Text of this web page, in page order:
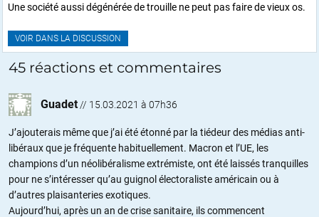
Une société aussi dégénérée de trouille ne peut pas faire de vieux os.
VOIR DANS LA DISCUSSION
45 réactions et commentaires
Guadet // 15.03.2021 à 07h36
J’ajouterais même que j’ai été étonné par la tiédeur des médias anti-
libéraux que je fréquente habituellement. Macron et l’UE, les
champions d’un néolibéralisme extrémiste, ont été laissés tranquilles
pour ne s’intéresser qu’au guignol électoraliste américain ou à
d’autres plaisanteries exotiques.
Aujourd’hui, après un an de crise sanitaire, ils commencent